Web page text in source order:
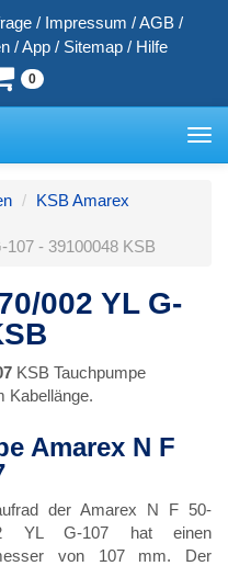
/ Impressum / AGB /
/ App / Sitemap / Hilfe
0
KSB Amarex
- 39100048 KSB
002 YL G-
KSB Tauchpumpe
Kabellänge.
Amarex N F
der Amarex N F 50-
YL G-107 hat einen
von 107 mm. Der